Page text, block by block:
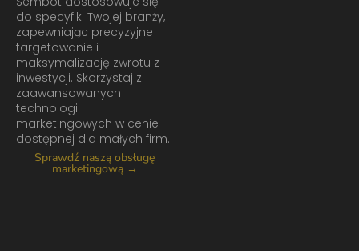
do specyfiki Twojej branży,
zapewniając precyzyjne
targetowanie i
maksymalizację zwrotu z
inwestycji. Skorzystaj z
zaawansowanych
technologii
marketingowych w cenie
dostępnej dla małych firm.
Sprawdź naszą obsługę
marketingową →